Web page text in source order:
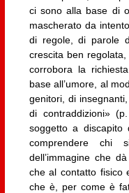
ci sono alla base di
mascherato da
di regole, di parole
crescita ben
corrobora la
base all’umore, al
genitori, di
di contraddizioni»
soggetto a
comprendere
dell’immagine che
che al contatto fisico
che è, per come è